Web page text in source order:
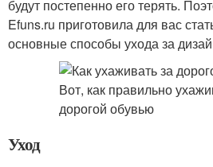
будут постепенно его терять.
Efuns.ru приготовила для вас
основные способы ухода за
Уход